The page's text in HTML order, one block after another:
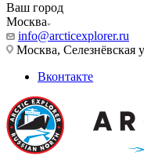
Ваш город
Москва
info@arcticexplorer.ru
Москва, Селезнёвская
Вконтакте